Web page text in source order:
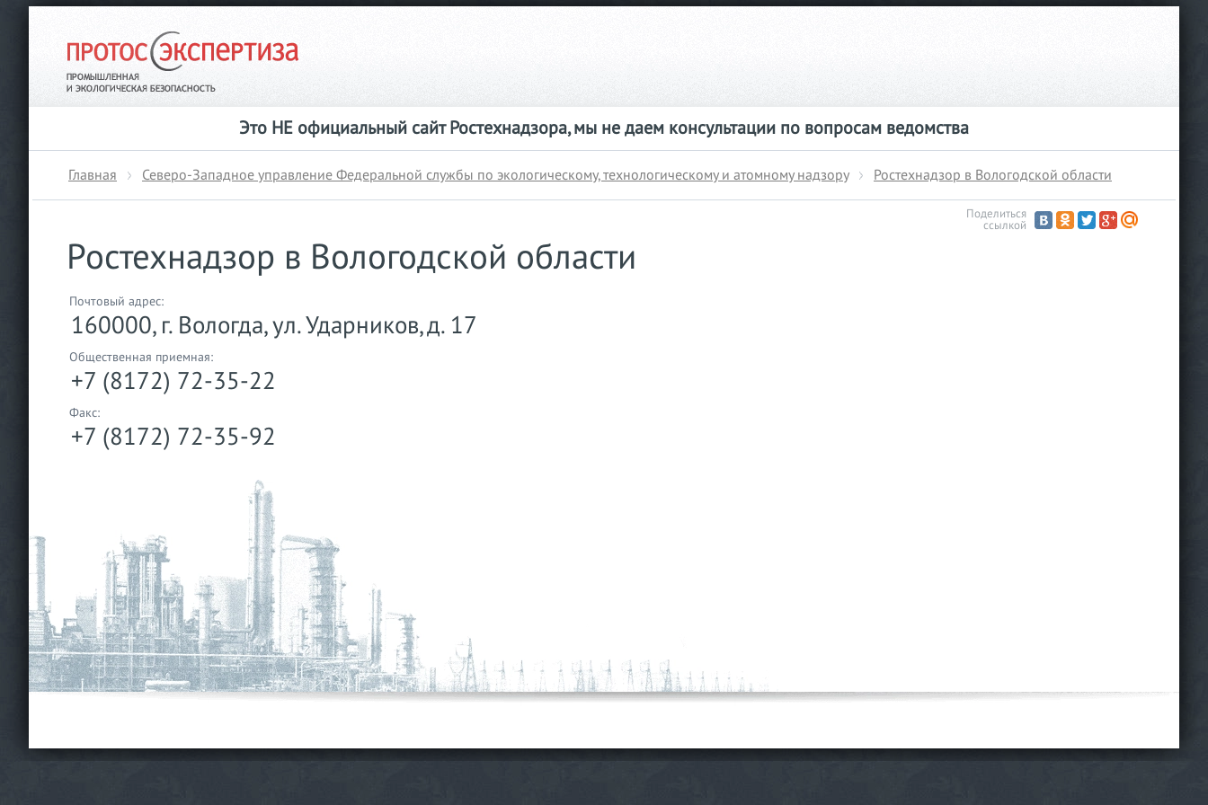
Это НЕ официальный сайт Ростехнадзора, мы не даем консультации по вопросам ведомства
Главная Северо-Западное управление Федеральной службы по экологическому, технологическому и атомному надзору Ростехнадзор в Вологодской области
Поделиться
ссылкой
Ростехнадзор в Вологодской области
Почтовый адрес:
160000, г. Вологда, ул. Ударников, д. 17
Общественная приемная:
+7 (8172) 72-35-22
Факс:
+7 (8172) 72-35-92